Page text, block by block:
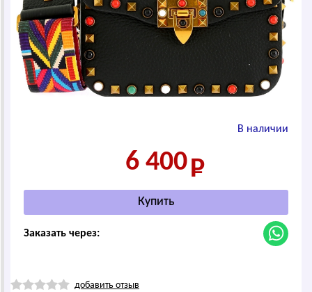
В наличии
6 400
Заказать через:
добавить отзыв